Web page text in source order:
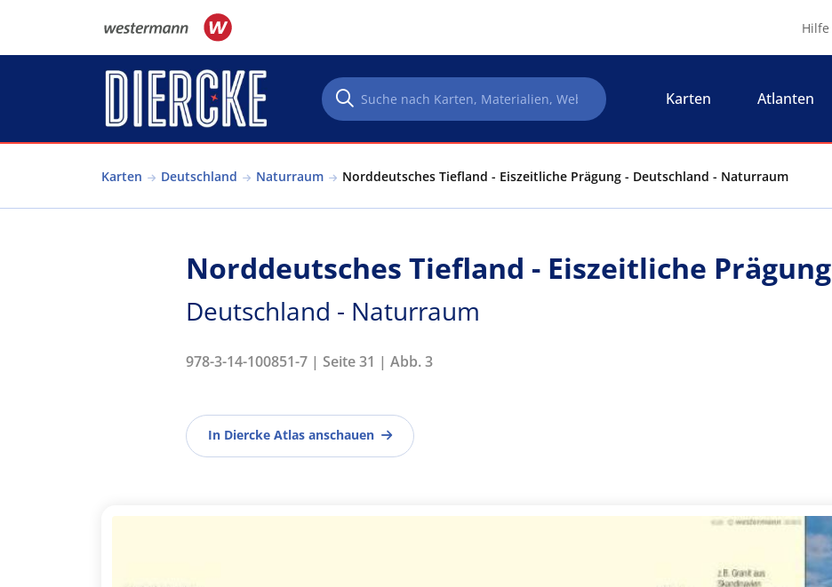
Hilfe
Karten Atlanten
Karten Deutschland Naturraum Norddeutsches Tiefland - Eiszeitliche Prägung - Deutschland - Naturraum
Norddeutsches Tiefland - Eiszeitliche Prägung
Deutschland - Naturraum
978-3-14-100851-7 | Seite 31 | Abb. 3
In Diercke Atlas anschauen